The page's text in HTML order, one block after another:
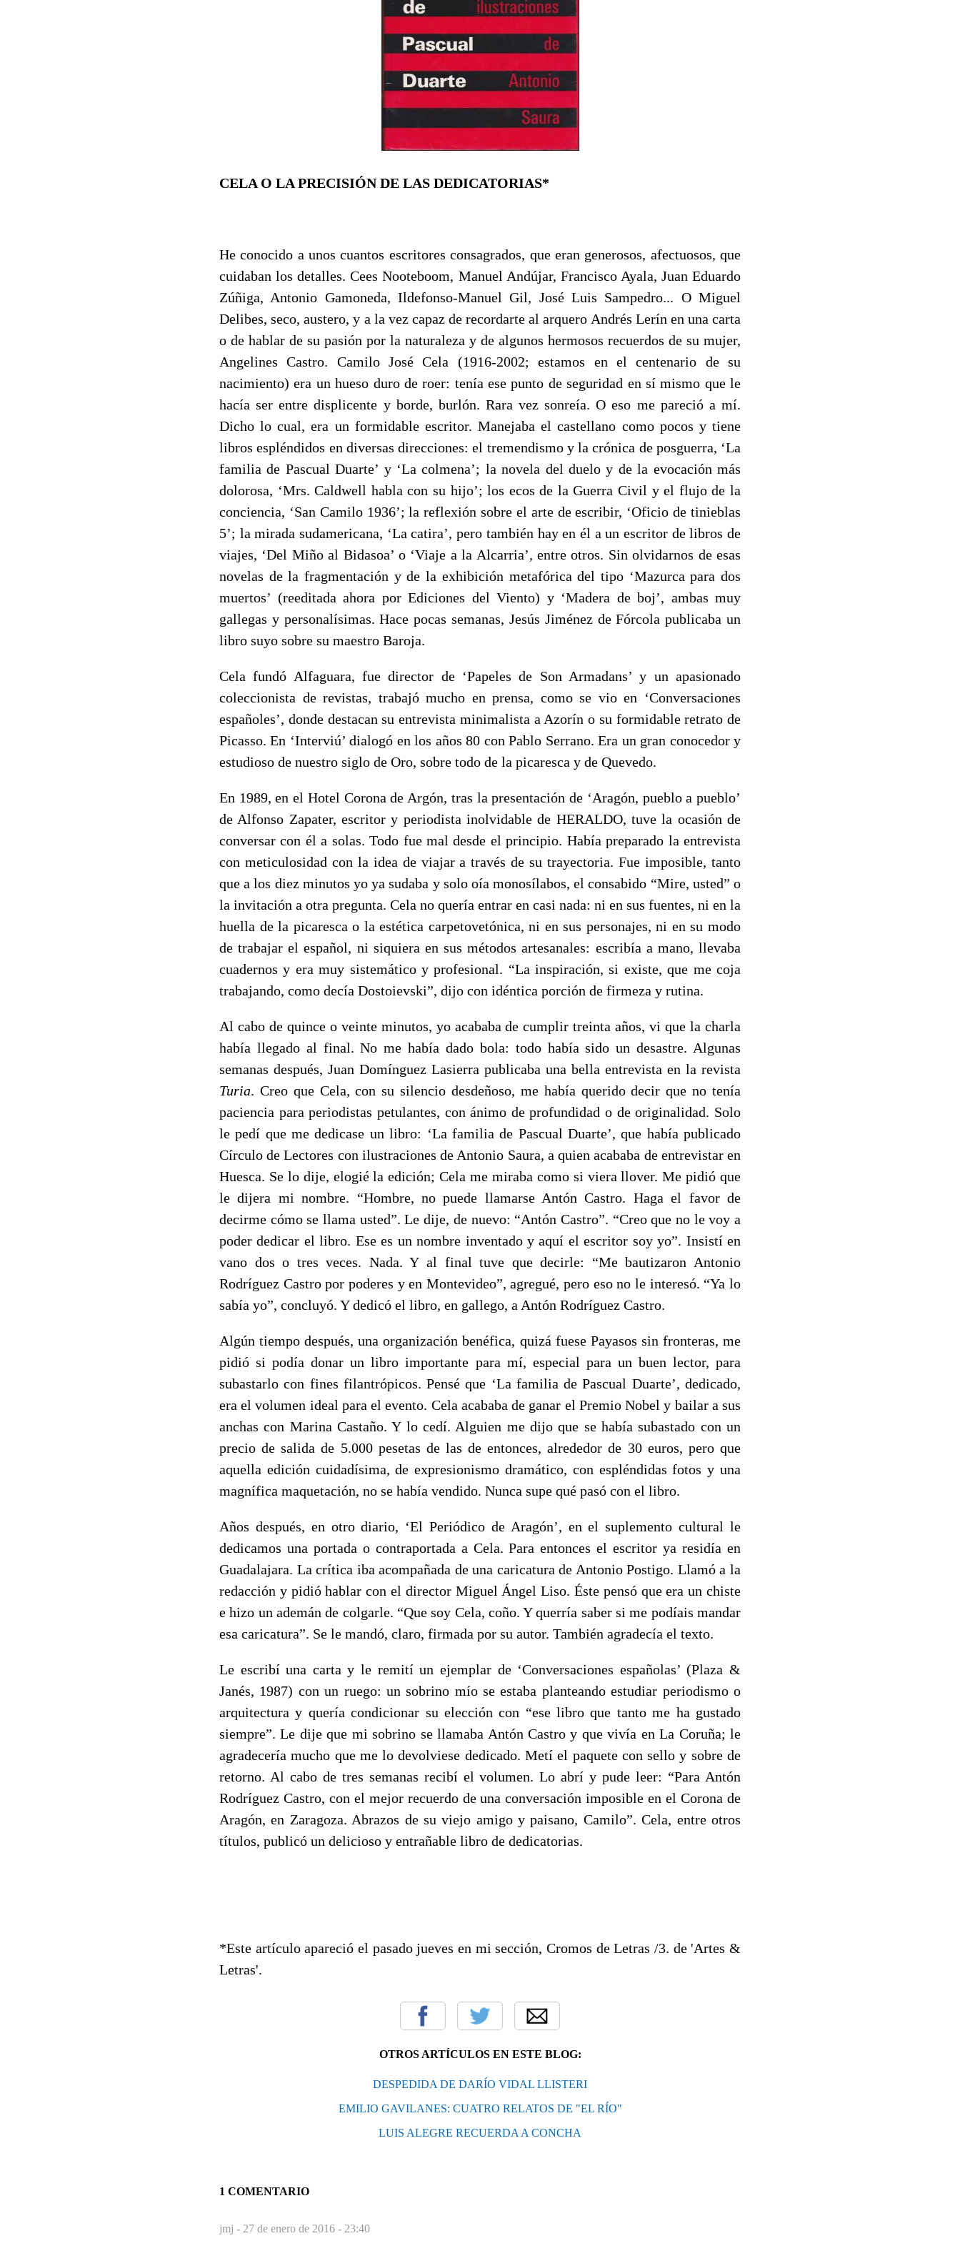
CELA O LA PRECISIÓN DE LAS DEDICATORIAS*
He conocido a unos cuantos escritores consagrados, que eran generosos, afectuosos, que
cuidaban los detalles. Cees Nooteboom, Manuel Andújar, Francisco Ayala, Juan Eduardo
Zúñiga, Antonio Gamoneda, Ildefonso-Manuel Gil, José Luis Sampedro... O Miguel
Delibes, seco, austero, y a la vez capaz de recordarte al arquero Andrés Lerín en una carta
o de hablar de su pasión por la naturaleza y de algunos hermosos recuerdos de su mujer,
Angelines Castro. Camilo José Cela (1916-2002; estamos en el centenario de su
nacimiento) era un hueso duro de roer: tenía ese punto de seguridad en sí mismo que le
hacía ser entre displicente y borde, burlón. Rara vez sonreía. O eso me pareció a mí.
Dicho lo cual, era un formidable escritor. Manejaba el castellano como pocos y tiene
libros espléndidos en diversas direcciones: el tremendismo y la crónica de posguerra, ‘La
familia de Pascual Duarte’ y ‘La colmena’; la novela del duelo y de la evocación más
dolorosa, ‘Mrs. Caldwell habla con su hijo’; los ecos de la Guerra Civil y el flujo de la
conciencia, ‘San Camilo 1936’; la reflexión sobre el arte de escribir, ‘Oficio de tinieblas
5’; la mirada sudamericana, ‘La catira’, pero también hay en él a un escritor de libros de
viajes, ‘Del Miño al Bidasoa’ o ‘Viaje a la Alcarria’, entre otros. Sin olvidarnos de esas
novelas de la fragmentación y de la exhibición metafórica del tipo ‘Mazurca para dos
muertos’ (reeditada ahora por Ediciones del Viento) y ‘Madera de boj’, ambas muy
gallegas y personalísimas. Hace pocas semanas, Jesús Jiménez de Fórcola publicaba un
libro suyo sobre su maestro Baroja.
Cela fundó Alfaguara, fue director de ‘Papeles de Son Armadans’ y un apasionado
coleccionista de revistas, trabajó mucho en prensa, como se vio en ‘Conversaciones
españoles’, donde destacan su entrevista minimalista a Azorín o su formidable retrato de
Picasso. En ‘Interviú’ dialogó en los años 80 con Pablo Serrano. Era un gran conocedor y
estudioso de nuestro siglo de Oro, sobre todo de la picaresca y de Quevedo.
En 1989, en el Hotel Corona de Argón, tras la presentación de ‘Aragón, pueblo a pueblo’
de Alfonso Zapater, escritor y periodista inolvidable de HERALDO, tuve la ocasión de
conversar con él a solas. Todo fue mal desde el principio. Había preparado la entrevista
con meticulosidad con la idea de viajar a través de su trayectoria. Fue imposible, tanto
que a los diez minutos yo ya sudaba y solo oía monosílabos, el consabido “Mire, usted” o
la invitación a otra pregunta. Cela no quería entrar en casi nada: ni en sus fuentes, ni en la
huella de la picaresca o la estética carpetovetónica, ni en sus personajes, ni en su modo
de trabajar el español, ni siquiera en sus métodos artesanales: escribía a mano, llevaba
cuadernos y era muy sistemático y profesional. “La inspiración, si existe, que me coja
trabajando, como decía Dostoievski”, dijo con idéntica porción de firmeza y rutina.
Al cabo de quince o veinte minutos, yo acababa de cumplir treinta años, vi que la charla
había llegado al final. No me había dado bola: todo había sido un desastre. Algunas
semanas después, Juan Domínguez Lasierra publicaba una bella entrevista en la revista
Turia. Creo que Cela, con su silencio desdeñoso, me había querido decir que no tenía
paciencia para periodistas petulantes, con ánimo de profundidad o de originalidad. Solo
le pedí que me dedicase un libro: ‘La familia de Pascual Duarte’, que había publicado
Círculo de Lectores con ilustraciones de Antonio Saura, a quien acababa de entrevistar en
Huesca. Se lo dije, elogié la edición; Cela me miraba como si viera llover. Me pidió que
le dijera mi nombre. “Hombre, no puede llamarse Antón Castro. Haga el favor de
decirme cómo se llama usted”. Le dije, de nuevo: “Antón Castro”. “Creo que no le voy a
poder dedicar el libro. Ese es un nombre inventado y aquí el escritor soy yo”. Insistí en
vano dos o tres veces. Nada. Y al final tuve que decirle: “Me bautizaron Antonio
Rodríguez Castro por poderes y en Montevideo”, agregué, pero eso no le interesó. “Ya lo
sabía yo”, concluyó. Y dedicó el libro, en gallego, a Antón Rodríguez Castro.
Algún tiempo después, una organización benéfica, quizá fuese Payasos sin fronteras, me
pidió si podía donar un libro importante para mí, especial para un buen lector, para
subastarlo con fines filantrópicos. Pensé que ‘La familia de Pascual Duarte’, dedicado,
era el volumen ideal para el evento. Cela acababa de ganar el Premio Nobel y bailar a sus
anchas con Marina Castaño. Y lo cedí. Alguien me dijo que se había subastado con un
precio de salida de 5.000 pesetas de las de entonces, alrededor de 30 euros, pero que
aquella edición cuidadísima, de expresionismo dramático, con espléndidas fotos y una
magnífica maquetación, no se había vendido. Nunca supe qué pasó con el libro.
Años después, en otro diario, ‘El Periódico de Aragón’, en el suplemento cultural le
dedicamos una portada o contraportada a Cela. Para entonces el escritor ya residía en
Guadalajara. La crítica iba acompañada de una caricatura de Antonio Postigo. Llamó a la
redacción y pidió hablar con el director Miguel Ángel Liso. Éste pensó que era un chiste
e hizo un ademán de colgarle. “Que soy Cela, coño. Y querría saber si me podíais mandar
esa caricatura”. Se le mandó, claro, firmada por su autor. También agradecía el texto.
Le escribí una carta y le remití un ejemplar de ‘Conversaciones españolas’ (Plaza &
Janés, 1987) con un ruego: un sobrino mío se estaba planteando estudiar periodismo o
arquitectura y quería condicionar su elección con “ese libro que tanto me ha gustado
siempre”. Le dije que mi sobrino se llamaba Antón Castro y que vivía en La Coruña; le
agradecería mucho que me lo devolviese dedicado. Metí el paquete con sello y sobre de
retorno. Al cabo de tres semanas recibí el volumen. Lo abrí y pude leer: “Para Antón
Rodríguez Castro, con el mejor recuerdo de una conversación imposible en el Corona de
Aragón, en Zaragoza. Abrazos de su viejo amigo y paisano, Camilo”. Cela, entre otros
títulos, publicó un delicioso y entrañable libro de dedicatorias.
*Este artículo apareció el pasado jueves en mi sección, Cromos de Letras /3. de 'Artes &
Letras'.
OTROS ARTÍCULOS EN ESTE BLOG:
DESPEDIDA DE DARÍO VIDAL LLISTERI
EMILIO GAVILANES: CUATRO RELATOS DE "EL RÍO"
LUIS ALEGRE RECUERDA A CONCHA
1 COMENTARIO
jmj - 27 de enero de 2016 - 23:40